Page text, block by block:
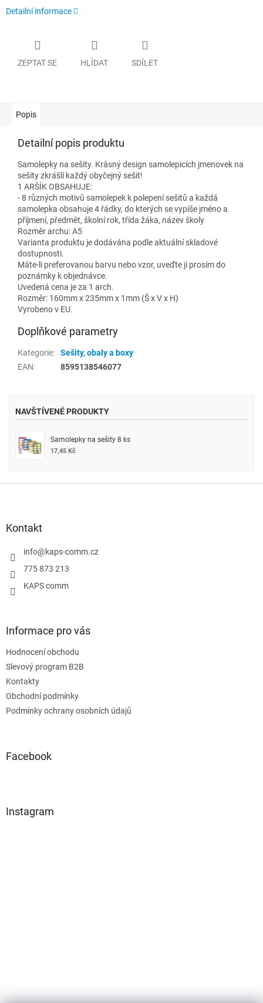
Detailní informace
ZEPTAT SE HLÍDAT SDÍLET
Popis
Detailní popis produktu
Samolepky na sešity. Krásný design samolepicích jmenovek na
sešity zkrášlí každý obyčejný sešit!
1 ARŠÍK OBSAHUJE:
- 8 různých motivů samolepek k polepení sešitů a každá
samolepka obsahuje 4 řádky, do kterých se vypíše jméno a
příjmení, předmět, školní rok, třída žáka, název školy
Rozměr archu: A5
Varianta produktu je dodávána podle aktuální skladové
dostupnosti.
Máte-li preferovanou barvu nebo vzor, uveďte ji prosím do
poznámky k objednávce.
Uvedená cena je za 1 arch.
Rozměr: 160mm x 235mm x 1mm (Š x V x H)
Vyrobeno v EU.
Doplňkové parametry
Kategorie:
Sešity, obaly a boxy
EAN: 8595138546077
NAVŠTÍVENÉ PRODUKTY
Samolepky na sešity 8 ks
17,45 Kč
Kontakt
info@kaps-comm.cz
775 873 213
KAPS comm
Informace pro vás
Hodnocení obchodu
Slevový program B2B
Kontakty
Obchodní podmínky
Podmínky ochrany osobních údajů
Facebook
Instagram